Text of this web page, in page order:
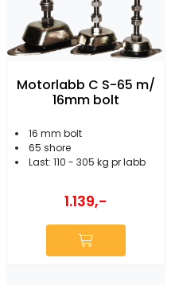
Motorlabb C S-65 m/
16mm bolt
16 mm bolt
65 shore
Last: 110 - 305 kg pr labb
1.139,-